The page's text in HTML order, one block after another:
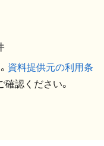
資料提供元の利用条
確認ください。